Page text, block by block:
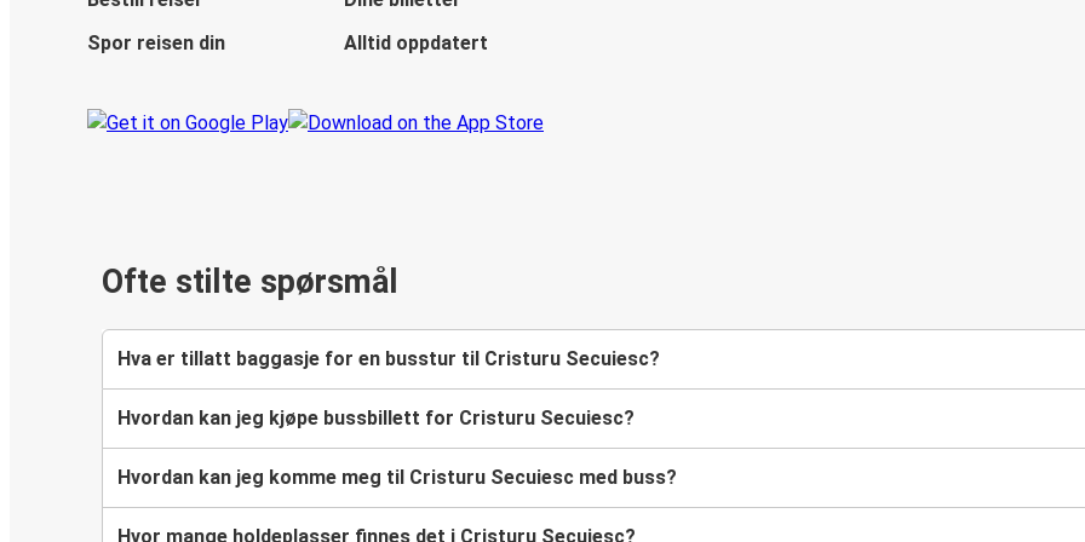
Spor reisen din
Alltid oppdatert
Ofte stilte spørsmål
Hva er tillatt baggasje for en busstur til Cristuru Secuiesc?
Hvordan kan jeg kjøpe bussbillett for Cristuru Secuiesc?
Hvordan kan jeg komme meg til Cristuru Secuiesc med buss?
Hvor mange holdeplasser finnes det i Cristuru Secuiesc?